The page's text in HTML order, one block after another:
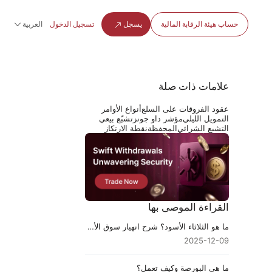
حساب هيئة الرقابة المالية يسجل تسجيل الدخول العربية
علامات ذات صلة
عقود الفروقات على السلعأنواع الأوامر
التمويل الليليمؤشر داو جونز تشبّع بيعي
التشبع الشرائيالمحفظةنقطة الارتكاز
القراءة الموصى بها
ما هو الثلاثاء الأسود؟ شرح انهيار سوق الأسهم عام ١٩٢٩
2025-12-09
ما هي البورصة وكيف تعمل؟